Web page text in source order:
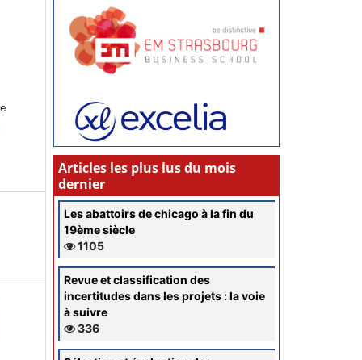
Articles les plus lus du mois
dernier
Les abattoirs de chicago à la fin du
19ème siècle
1105
Revue et classification des
incertitudes dans les projets : la voie
à suivre
336